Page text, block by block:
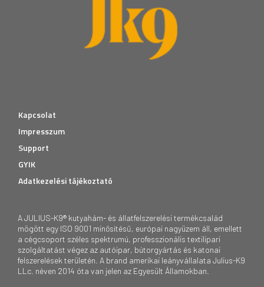
Kapcsolat
Impresszum
Support
GYIK
Adatkezelési tájékoztató
A JULIUS-K9® kutyahám- és állatfelszerelési termékcsalád
mögött egy ISO 9001 minősítésű, európai nagyüzem áll, emellett
a cégcsoport széles spektrumú, professzionális textilipari
szolgáltatást végez az autóipar, bútorgyártás és katonai
felszerelések területén. A brand amerikai leányvállalata Julius-K9
LLc. néven 2014 óta van jelen az Egyesült Államokban.